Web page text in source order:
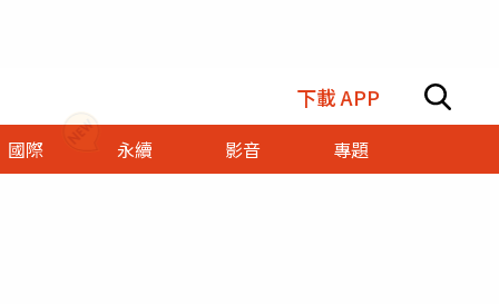
下載 APP
國際 永續 影音 專題